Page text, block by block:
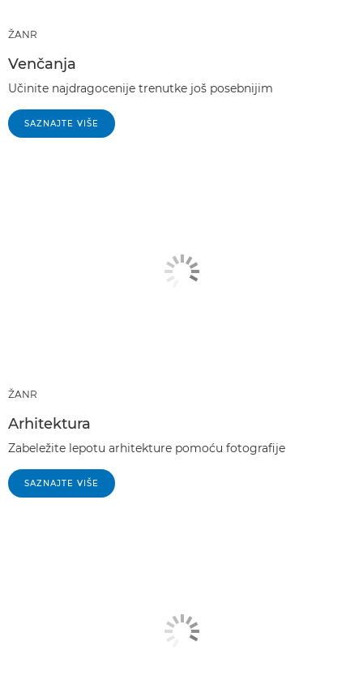
ŽANR
Venčanja
Učinite najdragocenije trenutke još posebnijim
SAZNAJTE VIŠE
ŽANR
Arhitektura
Zabeležite lepotu arhitekture pomoću fotografije
SAZNAJTE VIŠE